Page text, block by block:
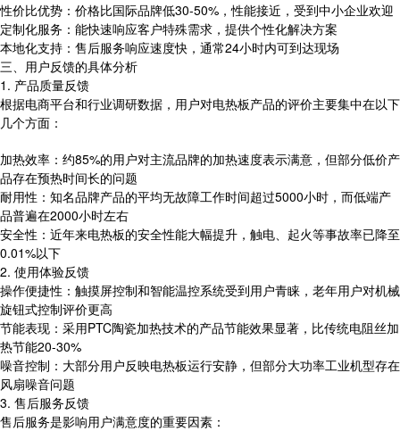
性价比优势：价格比国际品牌低30-50%，性能接近，受到中小企业欢迎
定制化服务：能快速响应客户特殊需求，提供个性化解决方案
本地化支持：售后服务响应速度快，通常24小时内可到达现场
三、用户反馈的具体分析
1. 产品质量反馈
根据电商平台和行业调研数据，用户对电热板产品的评价主要集中在以下
几个方面：
加热效率：约85%的用户对主流品牌的加热速度表示满意，但部分低价产
品存在预热时间长的问题
耐用性：知名品牌产品的平均无故障工作时间超过5000小时，而低端产
品普遍在2000小时左右
安全性：近年来电热板的安全性能大幅提升，触电、起火等事故率已降至
0.01%以下
2. 使用体验反馈
操作便捷性：触摸屏控制和智能温控系统受到用户青睐，老年用户对机械
旋钮式控制评价更高
节能表现：采用PTC陶瓷加热技术的产品节能效果显著，比传统电阻丝加
热节能20-30%
噪音控制：大部分用户反映电热板运行安静，但部分大功率工业机型存在
风扇噪音问题
3. 售后服务反馈
售后服务是影响用户满意度的重要因素：